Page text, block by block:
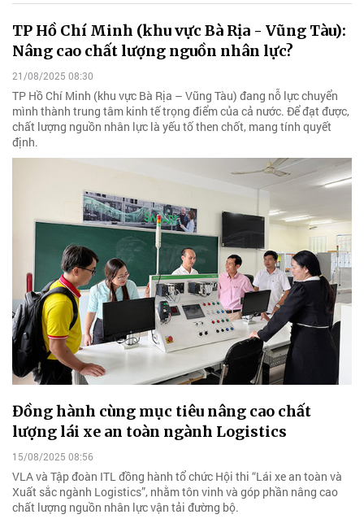
TP Hồ Chí Minh (khu vực Bà Rịa - Vũng Tàu):
Nâng cao chất lượng nguồn nhân lực?
21/08/2025 08:30
TP Hồ Chí Minh (khu vực Bà Rịa – Vũng Tàu) đang nỗ lực chuyển
mình thành trung tâm kinh tế trọng điểm của cả nước. Để đạt được,
chất lượng nguồn nhân lực là yếu tố then chốt, mang tính quyết
định.
Đồng hành cùng mục tiêu nâng cao chất
lượng lái xe an toàn ngành Logistics
15/08/2025 08:56
VLA và Tập đoàn ITL đồng hành tổ chức Hội thi “Lái xe an toàn và
Xuất sắc ngành Logistics”, nhằm tôn vinh và góp phần nâng cao
chất lượng nguồn nhân lực vận tải đường bộ.